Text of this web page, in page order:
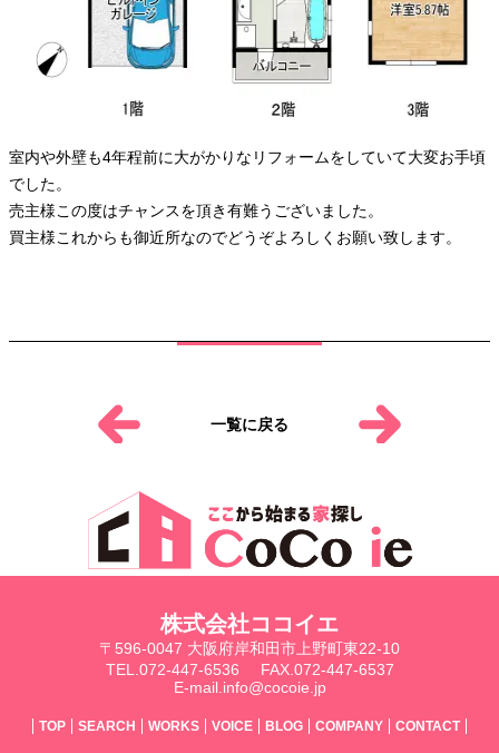
室内や外壁も4年程前に大がかりなリフォームをしていて大変お手頃
でした。
売主様この度はチャンスを頂き有難うございました。
買主様これからも御近所なのでどうぞよろしくお願い致します。
一覧に戻る
株式会社ココイエ
〒596-0047 大阪府岸和田市上野町東22-10
TEL.072-447-6536
FAX.072-447-6537
E-mail.info@cocoie.jp
TOP SEARCH WORKS VOICE BLOG COMPANY CONTACT